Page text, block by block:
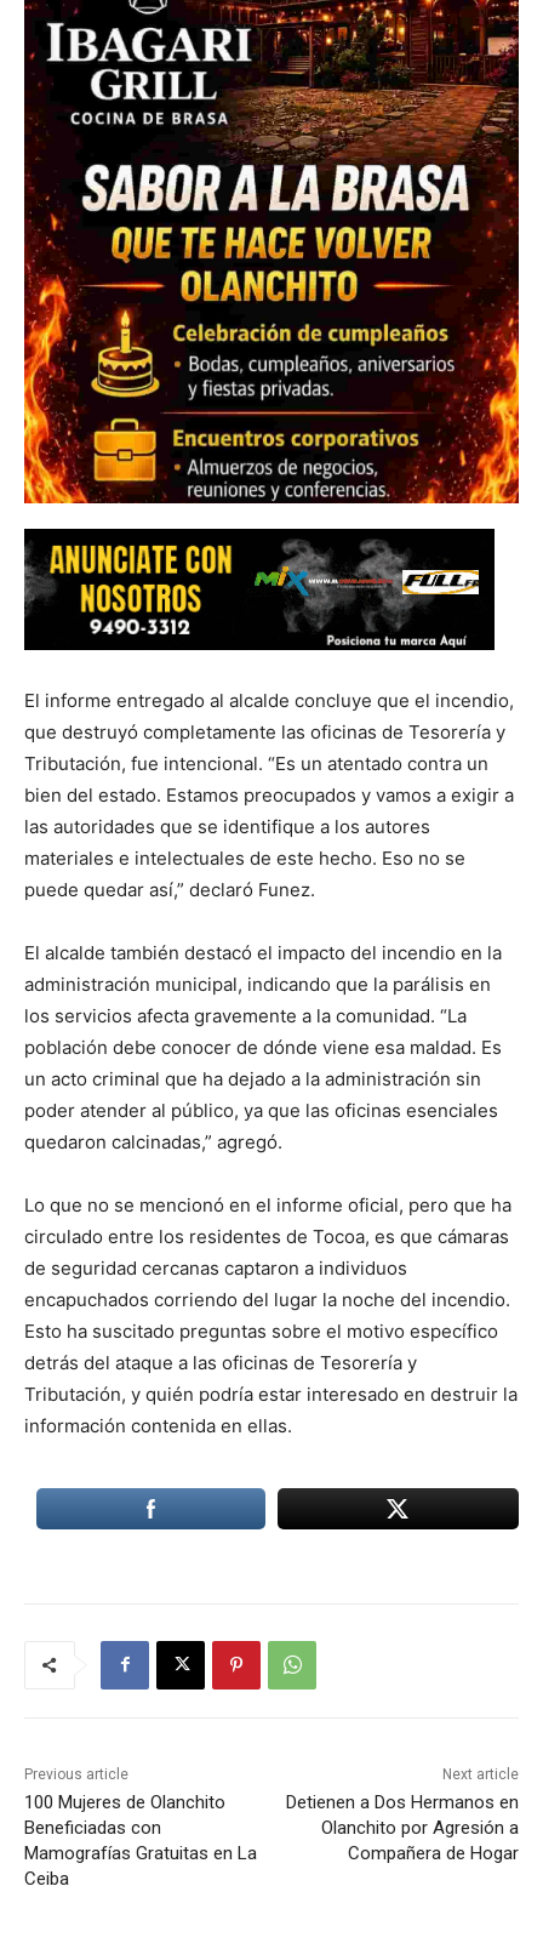
El informe entregado al alcalde concluye que el incendio,
que destruyó completamente las oficinas de Tesorería y
Tributación, fue intencional. “Es un atentado contra un
bien del estado. Estamos preocupados y vamos a exigir a
las autoridades que se identifique a los autores
materiales e intelectuales de este hecho. Eso no se
puede quedar así,” declaró Funez.
El alcalde también destacó el impacto del incendio en la
administración municipal, indicando que la parálisis en
los servicios afecta gravemente a la comunidad. “La
población debe conocer de dónde viene esa maldad. Es
un acto criminal que ha dejado a la administración sin
poder atender al público, ya que las oficinas esenciales
quedaron calcinadas,” agregó.
Lo que no se mencionó en el informe oficial, pero que ha
circulado entre los residentes de Tocoa, es que cámaras
de seguridad cercanas captaron a individuos
encapuchados corriendo del lugar la noche del incendio.
Esto ha suscitado preguntas sobre el motivo específico
detrás del ataque a las oficinas de Tesorería y
Tributación, y quién podría estar interesado en destruir la
información contenida en ellas.
Previous article
100 Mujeres de Olanchito
Beneficiadas con
Mamografías Gratuitas en La
Ceiba
Next article
Detienen a Dos Hermanos en
Olanchito por Agresión a
Compañera de Hogar